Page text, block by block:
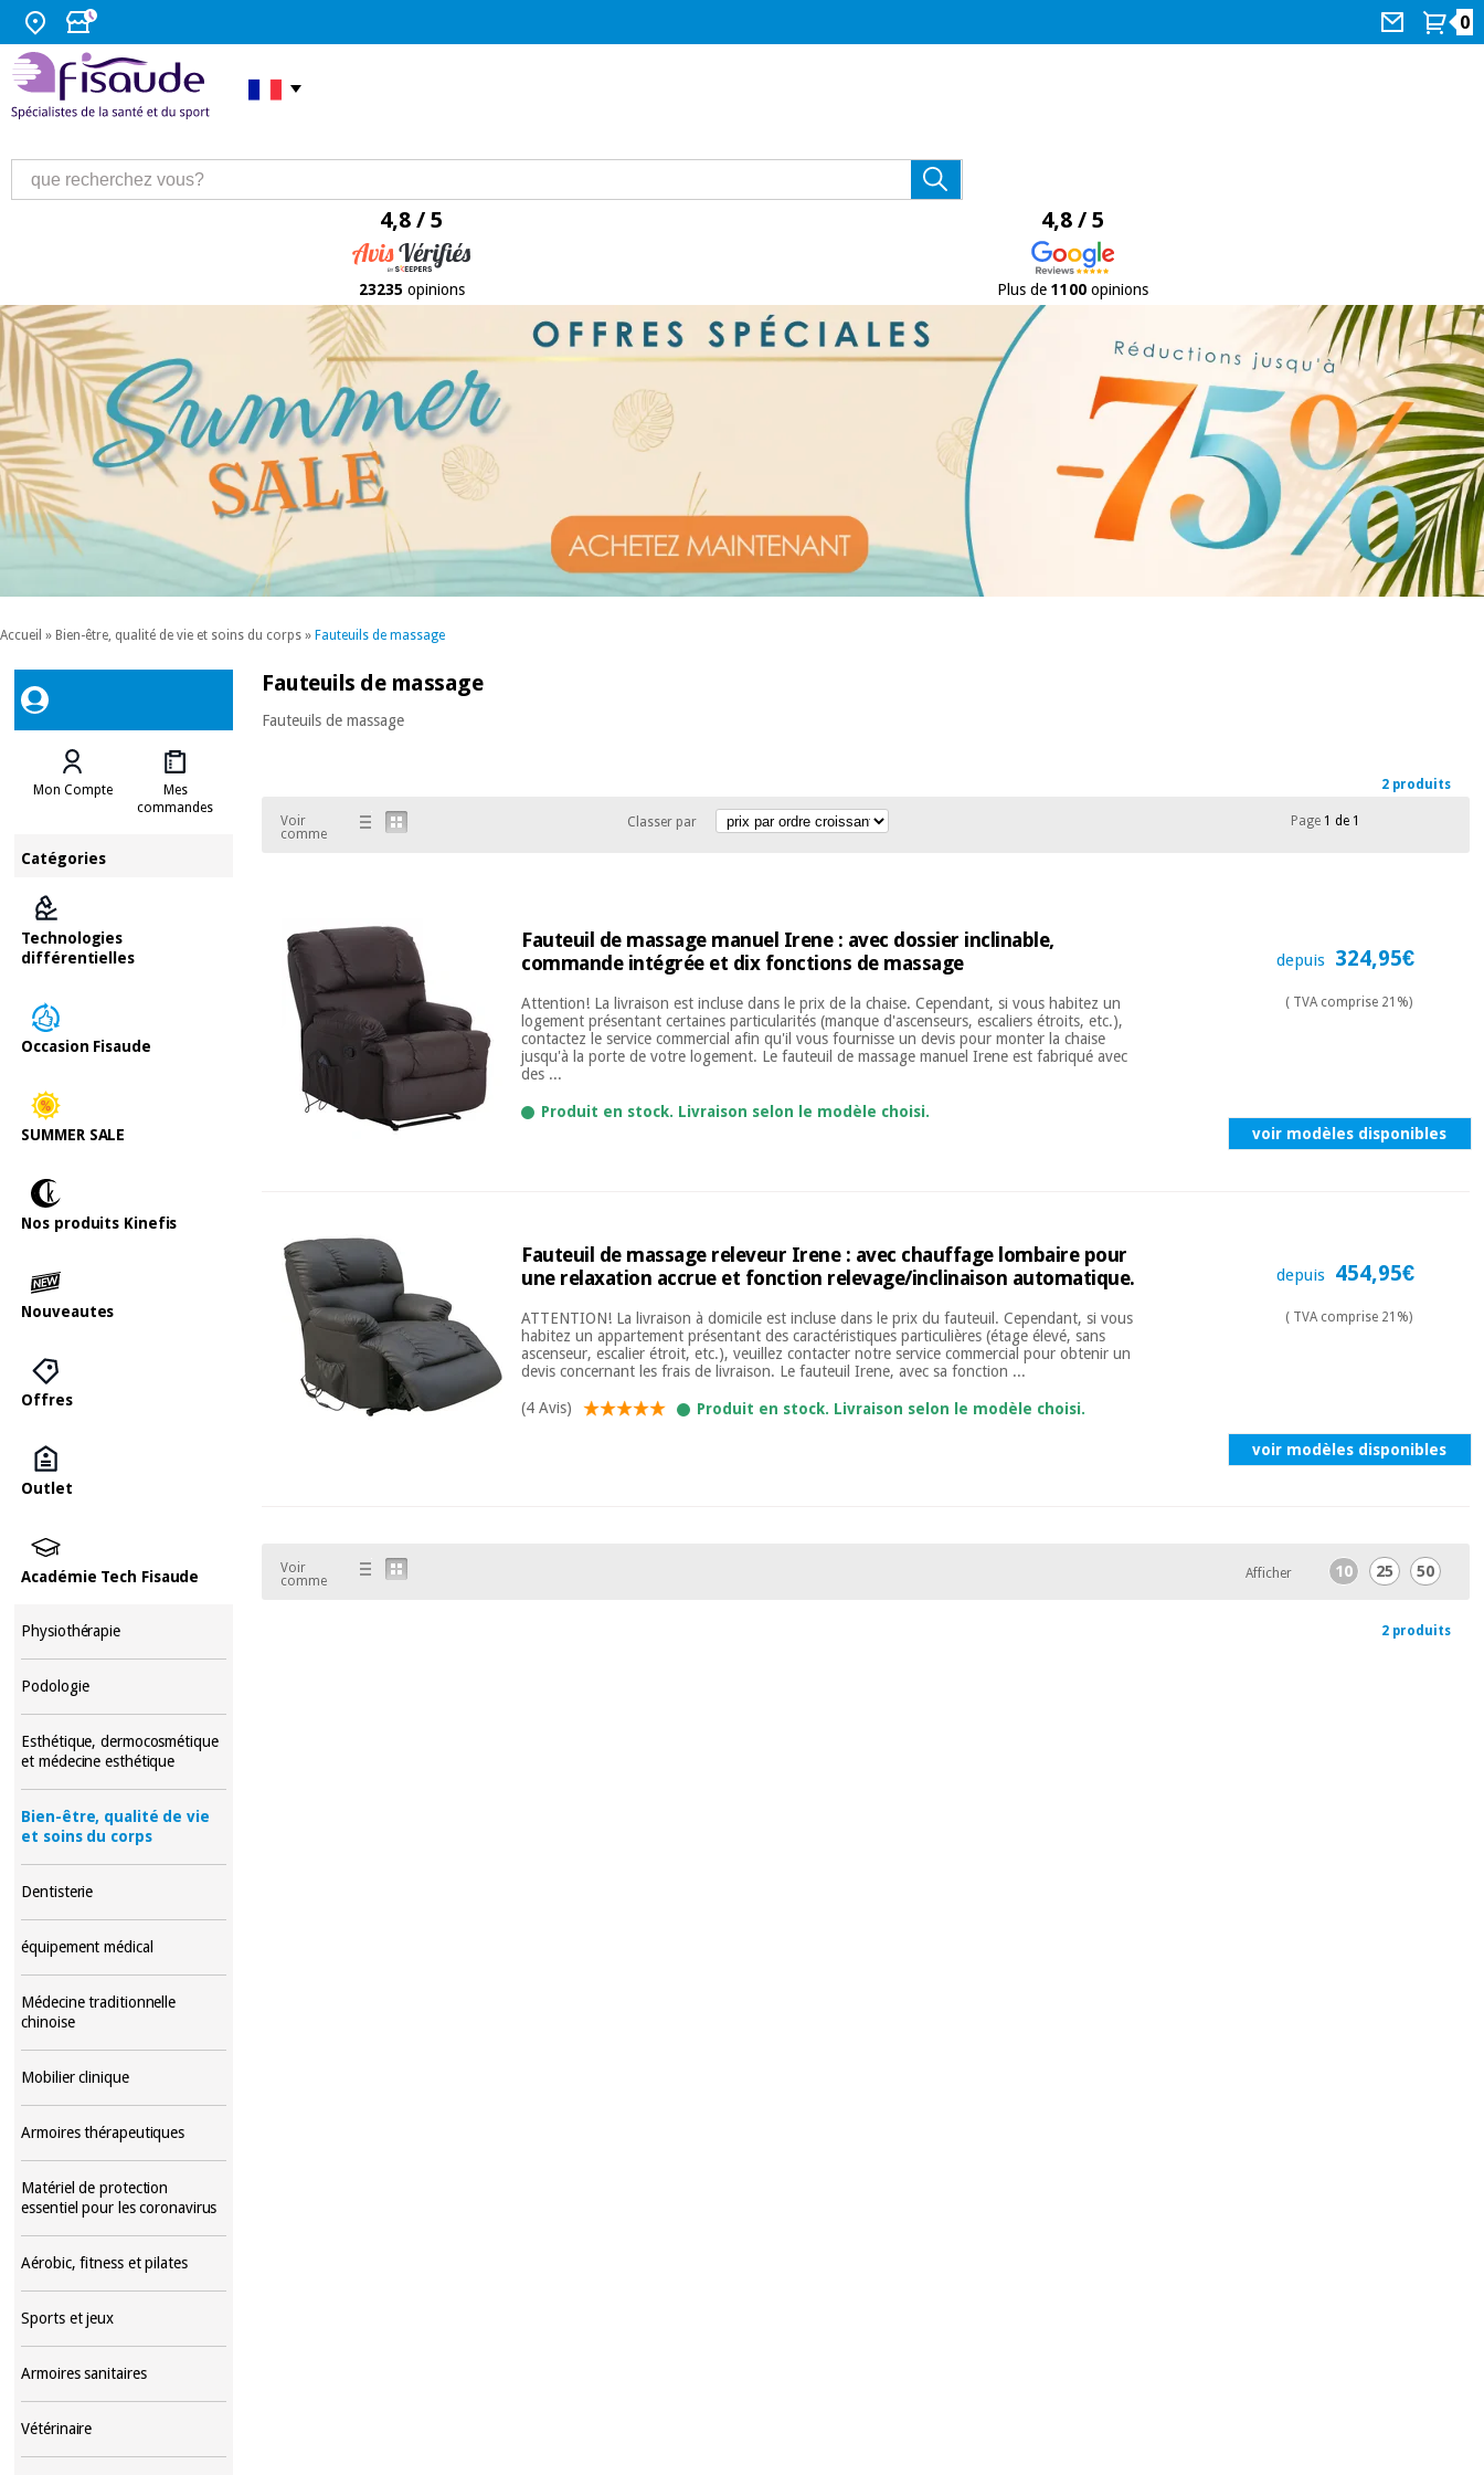
0
4,8 / 5
23235 opinions
4,8 / 5
Plus de 1100opinions
Accueil » Bien-être, qualité de vie et soins du corps » Fauteuils de massage
Mon Compte
Mes
commandes
Catégories
Technologies
différentielles
Occasion Fisaude
SUMMER SALE
Nos produits Kinefis
Nouveautes
Offres
Outlet
Académie Tech Fisaude
Physiothérapie
Podologie
Esthétique, dermocosmétique
et médecine esthétique
Bien-être, qualité de vie
et soins du corps
Dentisterie
équipement médical
Médecine traditionnelle
chinoise
Mobilier clinique
Armoires thérapeutiques
Matériel de protection
essentiel pour les coronavirus
Aérobic, fitness et pilates
Sports et jeux
Armoires sanitaires
Vétérinaire
Fauteuils de massage
Fauteuils de massage
2 produits
Voir
comme
Classer par Page1 de 1
Fauteuil de massage manuel Irene : avec dossier inclinable,
commande intégrée et dix fonctions de massage
Attention! La livraison est incluse dans le prix de la chaise. Cependant, si vous habitez un
logement présentant certaines particularités (manque d'ascenseurs, escaliers étroits, etc.),
contactez le service commercial afin qu'il vous fournisse un devis pour monter la chaise
jusqu'à la porte de votre logement. Le fauteuil de massage manuel Irene est fabriqué avec
des ...
Produit en stock. Livraison selon le modèle choisi.
depuis 324,95€
( TVA comprise 21%)
voir modèles disponibles
Fauteuil de massage releveur Irene : avec chauffage lombaire pour
une relaxation accrue et fonction relevage/inclinaison automatique.
ATTENTION! La livraison à domicile est incluse dans le prix du fauteuil. Cependant, si vous
habitez un appartement présentant des caractéristiques particulières (étage élevé, sans
ascenseur, escalier étroit, etc.), veuillez contacter notre service commercial pour obtenir un
devis concernant les frais de livraison. Le fauteuil Irene, avec sa fonction ...
(4 Avis) Produit en stock. Livraison selon le modèle choisi.
depuis 454,95€
( TVA comprise 21%)
voir modèles disponibles
Voir
comme
Afficher 10 25 50
2 produits